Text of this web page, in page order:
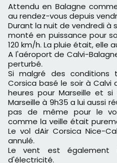
Attendu en Balagne comme dans le Cap, le vent est
au rendez-vous depuis
Durant la nuit de vendredi
monté en puissance pour
120 km/h. La pluie était, elle
A l'aéroport de Calvi-
perturbé.
Si malgré des conditions
Corsica basé le soir à Calvi
heures pour Marseille et
Marseille à 9h35 a lui aussi
pas de même pour le
comme la veille était
Le vol dAir Corsica Nice-
annulé.
Le vent est également
d'électricité.